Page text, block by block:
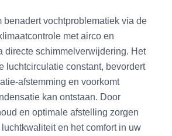
benadert vochtproblematiek via de
met airco en
directe schimmelverwijdering. Het
luchtcirculatie constant, bevordert
afstemming en voorkomt
kan ontstaan. Door
en optimale afstelling zorgen
en het comfort in uw